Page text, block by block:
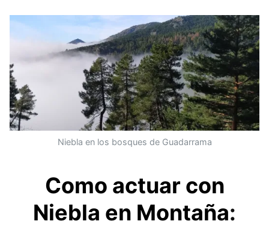
Niebla en los bosques de Guadarrama
Como actuar con
Niebla en Montaña: